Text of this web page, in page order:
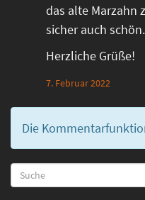
das alte Marzahn
sicher auch schön.
Herzliche Grüße!
7. Februar 2022
Die